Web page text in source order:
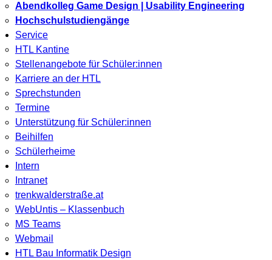
Abendkolleg Game Design | Usability Engineering
Hochschulstudiengänge
Service
HTL Kantine
Stellenangebote für Schüler:innen
Karriere an der HTL
Sprechstunden
Termine
Unterstützung für Schüler:innen
Beihilfen
Schülerheime
Intern
Intranet
trenkwalderstraße.at
WebUntis – Klassenbuch
MS Teams
Webmail
HTL Bau Informatik Design